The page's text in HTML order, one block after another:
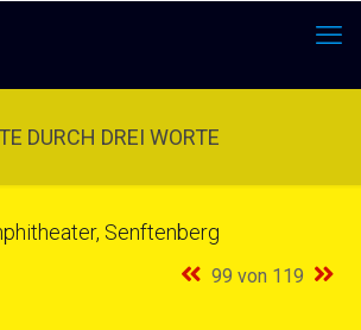
DURCH DREI WORTE
Senftenberg
99 von 119